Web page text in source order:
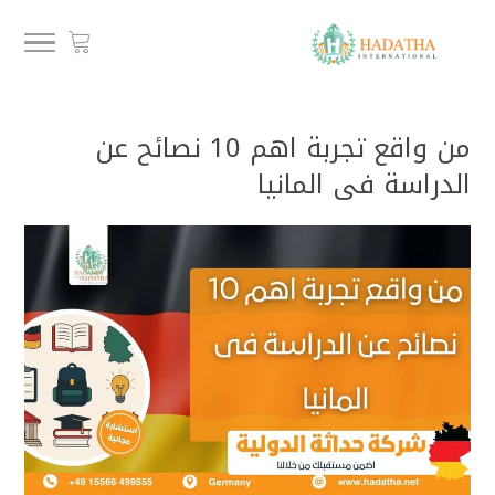
من واقع تجربة اهم 10 نصائح عن
الدراسة فى المانيا